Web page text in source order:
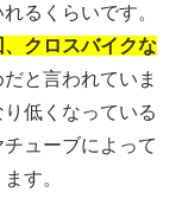
るくらいです。
クロスバイクな
と言われていま
低くなっている
ューブによって
す。